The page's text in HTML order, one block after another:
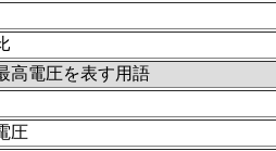
高電圧を表す用語
圧